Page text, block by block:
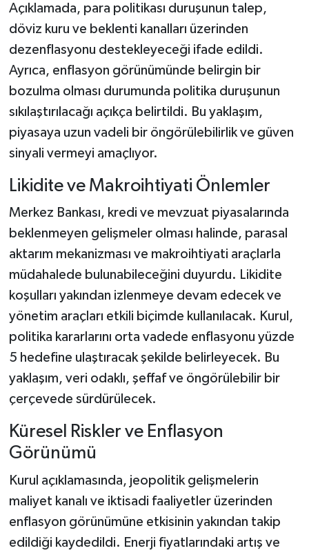
Açıklamada, para politikası duruşunun talep,
döviz kuru ve beklenti kanalları üzerinden
dezenflasyonu destekleyeceği ifade edildi.
Ayrıca, enflasyon görünümünde belirgin bir
bozulma olması durumunda politika duruşunun
sıkılaştırılacağı açıkça belirtildi. Bu yaklaşım,
piyasaya uzun vadeli bir öngörülebilirlik ve güven
sinyali vermeyi amaçlıyor.
Likidite ve Makroihtiyati Önlemler
Merkez Bankası, kredi ve mevzuat piyasalarında
beklenmeyen gelişmeler olması halinde, parasal
aktarım mekanizması ve makroihtiyati araçlarla
müdahalede bulunabileceğini duyurdu. Likidite
koşulları yakından izlenmeye devam edecek ve
yönetim araçları etkili biçimde kullanılacak. Kurul,
politika kararlarını orta vadede enflasyonu yüzde
5 hedefine ulaştıracak şekilde belirleyecek. Bu
yaklaşım, veri odaklı, şeffaf ve öngörülebilir bir
çerçevede sürdürülecek.
Küresel Riskler ve Enflasyon
Görünümü
Kurul açıklamasında, jeopolitik gelişmelerin
maliyet kanalı ve iktisadi faaliyetler üzerinden
enflasyon görünümüne etkisinin yakından takip
edildiği kaydedildi. Enerji fiyatlarındaki artış ve